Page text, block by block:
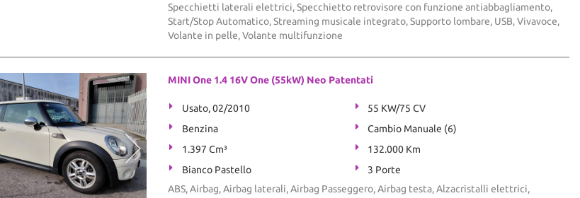
Specchietti laterali elettrici, Specchietto retrovisore con funzione antiabbagliamento,
Start/Stop Automatico, Streaming musicale integrato, Supporto lombare, USB, Vivavoce,
Volante in pelle, Volante multifunzione
MINI One 1.4 16V One (55kW) Neo Patentati
Usato, 02/2010
55 KW/75 CV
Benzina
Cambio Manuale (6)
1.397 Cm³
132.000 Km
Bianco Pastello
3 Porte
ABS, Airbag, Airbag laterali, Airbag Passeggero, Airbag testa, Alzacristalli elettrici,